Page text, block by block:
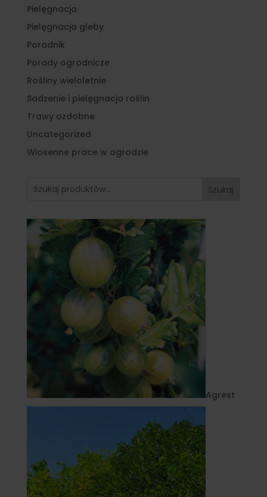
Pielęgnacja
Pielęgnacja gleby
Poradnik
Porady ogrodnicze
Rośliny wieloletnie
Sadzenie i pielęgnacja roślin
Trawy ozdobne
Uncategorized
Wiosenne prace w ogrodzie
Szukaj
Agrest